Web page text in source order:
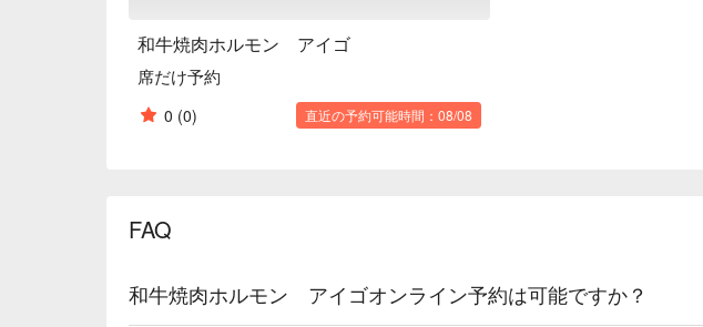
和牛焼肉ホルモン アイゴ
席だけ予約
0 (0) 直近の予約可能時間：08/08
FAQ
和牛焼肉ホルモン アイゴオンライン予約は可能ですか？